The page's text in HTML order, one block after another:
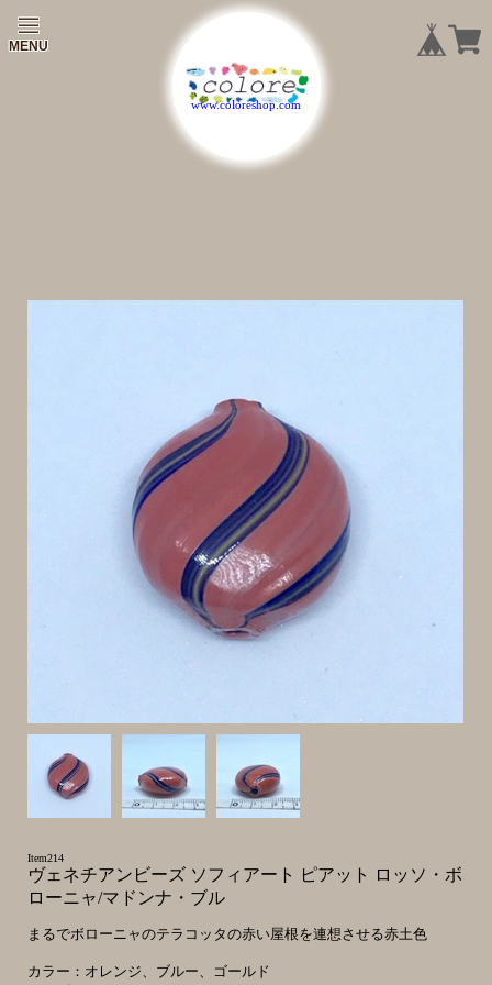
|
|
|
Item214
ヴェネチアンビーズ ソフィアート ピアット ロッソ・ボ
ローニャ/マドンナ・ブル
まるでボローニャのテラコッタの赤い屋根を連想させる赤土色
カラー：オレンジ、ブルー、ゴールド